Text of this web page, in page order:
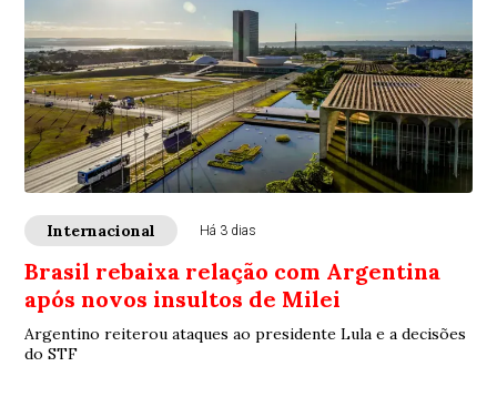
Internacional Há 3 dias
Brasil rebaixa relação com Argentina
após novos insultos de Milei
Argentino reiterou ataques ao presidente Lula e a decisões
do STF